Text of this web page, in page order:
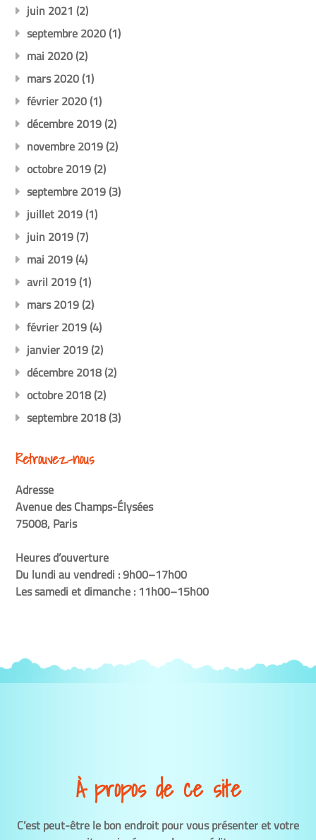
juin 2021 (2)
septembre 2020(1)
mai 2020(2)
mars 2020(1)
février 2020(1)
décembre 2019(2)
novembre 2019(2)
octobre 2019(2)
septembre 2019(3)
juillet 2019(1)
juin 2019(7)
mai 2019(4)
avril 2019(1)
mars 2019(2)
février 2019(4)
janvier 2019(2)
décembre 2018(2)
octobre 2018(2)
septembre 2018(3)
Retrouvez-nous
Adresse
Avenue des Champs-Élysées
75008, Paris
Heures d’ouverture
Du lundi au vendredi : 9h00–17h00
Les samedi et dimanche : 11h00–15h00
À propos de ce site
C’est peut-être le bon endroit pour vous présenter et votre